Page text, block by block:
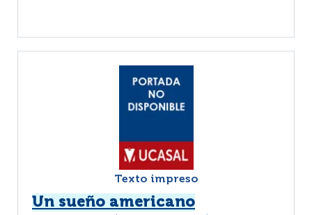
Texto impreso
Un sueño americano